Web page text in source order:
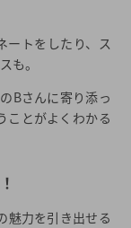
ートをしたり、ス
も。
Bさんに寄り添っ
ことがよくわかる
魅力を引き出せる